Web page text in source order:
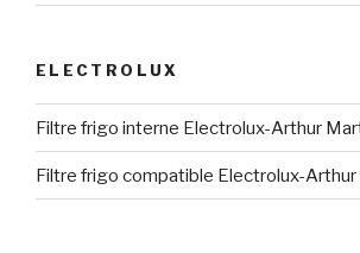
ELECTROLUX
Filtre frigo interne Electrolux-Arthur
Filtre frigo compatible Electrolux-Arthur